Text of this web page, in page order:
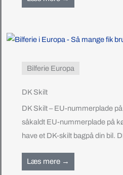
Bilferie Europa
DK Skilt
DK Skilt – EU-nummerplade
såkaldt EU-nummerplade på
have et DK-skilt bagpå din bil.
Læs mere →